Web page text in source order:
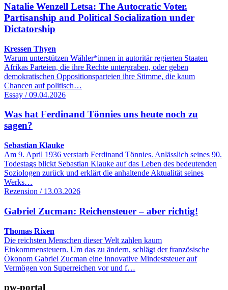
Natalie Wenzell Letsa: The Autocratic Voter.
Partisanship and Political Socialization under
Dictatorship
Kressen Thyen
Warum unterstützen Wähler*innen in autoritär regierten Staaten
Afrikas Parteien, die ihre Rechte untergraben, oder geben
demokratischen Oppositionsparteien ihre Stimme, die kaum
Chancen auf politisch…
Essay / 09.04.2026
Was hat Ferdinand Tönnies uns heute noch zu
sagen?
Sebastian Klauke
Am 9. April 1936 verstarb Ferdinand Tönnies. Anlässlich seines 90.
Todestags blickt Sebastian Klauke auf das Leben des bedeutenden
Soziologen zurück und erklärt die anhaltende Aktualität seines
Werks…
Rezension / 13.03.2026
Gabriel Zucman: Reichensteuer – aber richtig!
Thomas Rixen
Die reichsten Menschen dieser Welt zahlen kaum
Einkommensteuern. Um das zu ändern, schlägt der französische
Ökonom Gabriel Zucman eine innovative Mindeststeuer auf
Vermögen von Superreichen vor und f…
pw-portal